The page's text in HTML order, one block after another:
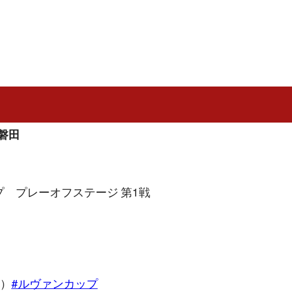
田
プレーオフステージ 第1戦
#ルヴァンカップ